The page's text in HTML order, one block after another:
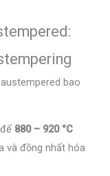
bao
880 – 920 °C
và đồng nhất hóa